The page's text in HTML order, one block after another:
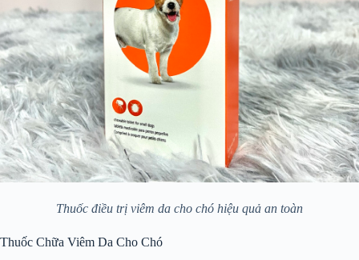
Thuốc điều trị viêm da cho chó hiệu quả an toàn
Thuốc Chữa Viêm Da Cho Chó